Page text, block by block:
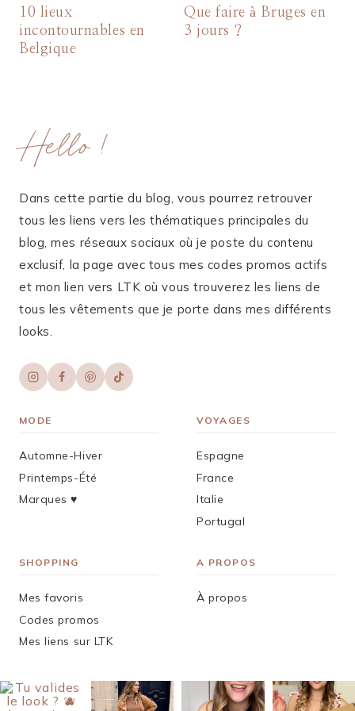
10 lieux
incontournables en
Belgique
Que faire à Bruges en
3 jours ?
Hello !
Dans cette partie du blog, vous pourrez retrouver
tous les liens vers les thématiques principales du
blog, mes réseaux sociaux où je poste du contenu
exclusif, la page avec tous mes codes promos actifs
et mon lien vers LTK où vous trouverez les liens de
tous les vêtements que je porte dans mes différents
looks.
MODE
Automne-Hiver
Printemps-Été
Marques ♥︎
VOYAGES
Espagne
France
Italie
Portugal
SHOPPING
Mes favoris
Codes promos
Mes liens sur LTK
A PROPOS
À propos